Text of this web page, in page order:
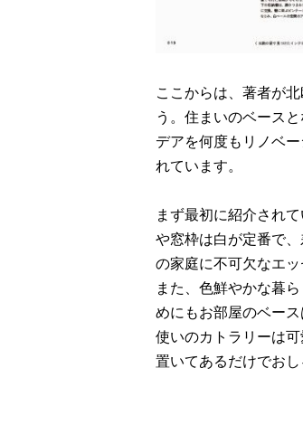
ここからは、著者が
う。住まいのベース
デアを何度もリノベ
れています。
まず最初に紹介され
や窓枠は白が定番で
の家庭に不可欠なエ
また、色鮮やかな暮
めにもお部屋のベー
使いのカトラリーは
置いてあるだけでおし